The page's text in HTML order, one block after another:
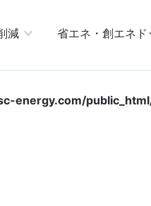
減 省エネ・創エネド
energy.com/